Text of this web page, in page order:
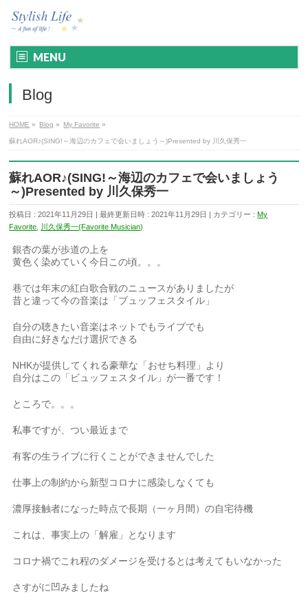
MENU
Blog
HOME » Blog » My Favorite »
蘇れAOR♪(SING!～海辺のカフェで会いましょう～)Presented by 川久保秀一
蘇れAOR♪(SING!～海辺のカフェで会いましょう
～)Presented by 川久保秀一
投稿日 : 2021年11月29日 最終更新日時 : 2021年11月29日 カテゴリー :My
Favorite
川久保秀一(Favorite Musician)
銀杏の葉が歩道の上を
黄色く染めていく今日この頃。。。
巷では年末の紅白歌合戦のニュースがありましたが
昔と違って今の音楽は「ブュッフェスタイル」
自分の聴きたい音楽はネットでもライブでも
自由に好きなだけ選択できる
NHKが提供してくれる豪華な「おせち料理」より
自分はこの「ビュッフェスタイル」が一番です！
ところで。。。
私事ですが、つい最近まで
有客の生ライブに行くことができませんでした
仕事上の制約から新型コロナに感染しなくても
濃厚接触者になった時点で長期（一ヶ月間）の自宅待機
これは、事実上の「解雇」となります
コロナ禍でこれ程のダメージを受けるとは考えてもいなかった
さすがに凹みましたね